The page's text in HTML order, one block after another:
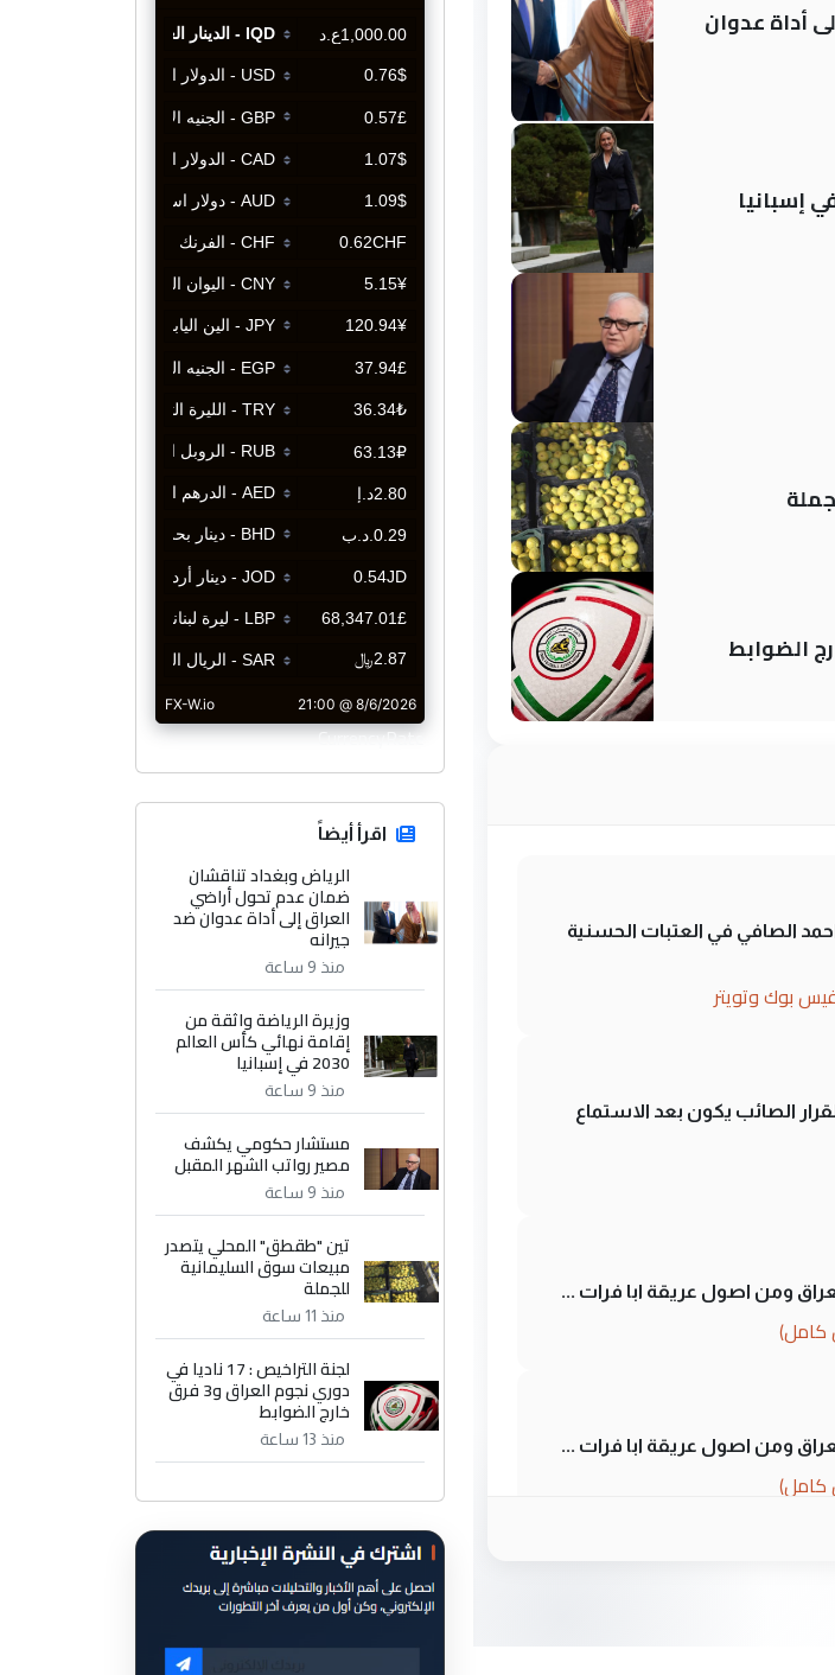
أداة عدوان
الصافي في العتبات الحسنية
بوك وتويتر
الصائب يكون بعد الاستماع
ومن اصول عريقة ابا فرات ...
كامل)
ومن اصول عريقة ابا فرات ...
كامل)
CurrencyRate
اقرأ أيضاً
الرياض وبغداد تناقشان
ضمان عدم تحول أراضي
العراق إلى أداة عدوان ضد
جيرانه
منذ 9 ساعة
وزيرة الرياضة واثقة من
إقامة نهائي كأس العالم
2030 في إسبانيا
منذ 9 ساعة
مستشار حكومي يكشف
مصير رواتب الشهر المقبل
منذ 9 ساعة
تين "طقطق" المحلي يتصدر
مبيعات سوق السليمانية
للجملة
منذ 11 ساعة
لجنة التراخيص : 17 ناديا في
دوري نجوم العراق و3 فرق
خارج الضوابط
منذ 13 ساعة